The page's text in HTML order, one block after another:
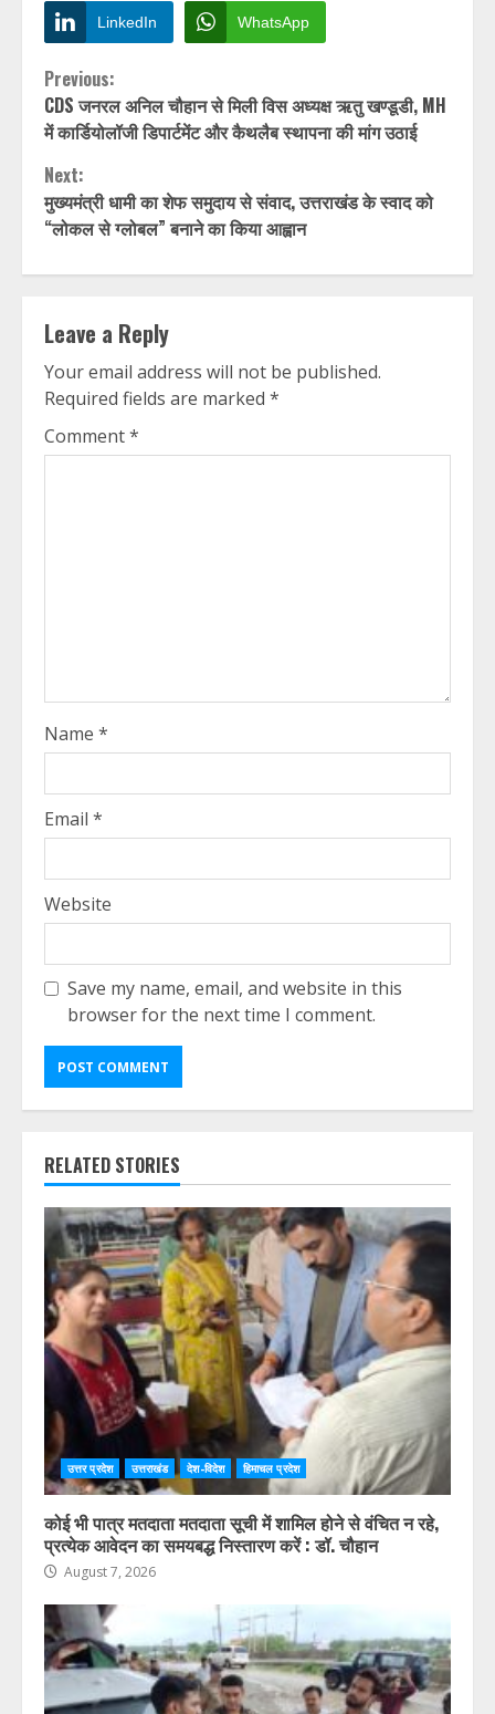
LinkedIn WhatsApp
Continue
Reading
Previous:
CDS जनरल अनिल चौहान से मिली विस अध्यक्ष ऋतु खण्डूडी, MH
में कार्डियोलॉजी डिपार्टमेंट और कैथलैब स्थापना की मांग उठाई
Next:
मुख्यमंत्री धामी का शेफ समुदाय से संवाद, उत्तराखंड के स्वाद को
“लोकल से ग्लोबल” बनाने का किया आह्वान
Leave a Reply
Your email address will not be published.
Required fields are marked *
Comment*
Name *
Email *
Website
Save my name, email, and website in this
browser for the next time I comment.
RELATED STORIES
उत्तर प्रदेश उत्तराखंड देश-विदेश हिमाचल प्रदेश
कोई भी पात्र मतदाता मतदाता सूची में शामिल होने से वंचित न रहे,
प्रत्येक आवेदन का समयबद्ध निस्तारण करें : डॉ. चौहान
August 7, 2026